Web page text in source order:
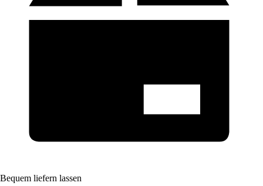
Bequem liefern lassen